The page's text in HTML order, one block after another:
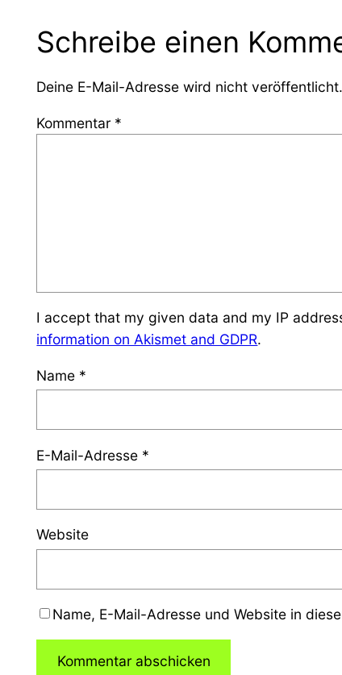
Schreibe einen
Deine E-Mail-Adresse wird nicht veröffentlicht.
Kommentar *
I accept that my given data and my IP
information on Akismet and GDPR.
Name *
E-Mail-Adresse *
Website
Name, E-Mail-Adresse und Website in